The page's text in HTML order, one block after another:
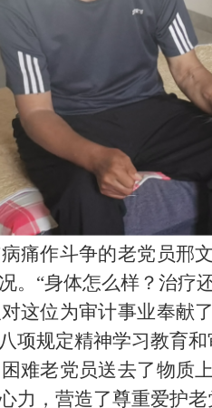
痛作斗争的老党员邢
。“身体怎么样？治
这位为审计事业奉献
项规定精神学习教育和
难老党员送去了物质
力，营造了尊重爱护